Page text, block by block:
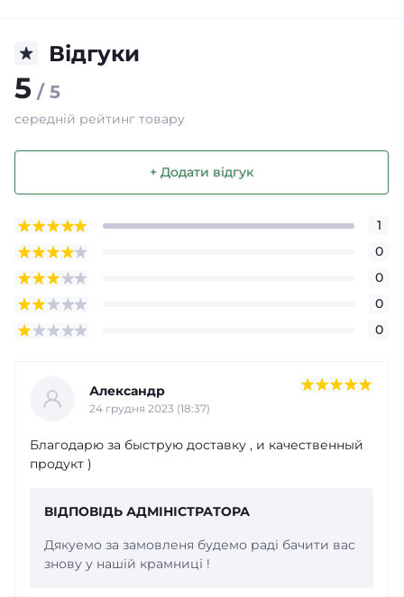
Відгуки
5 / 5
середній рейтинг товару
+ Додати відгук
1
0
0
0
0
Александр
24 грудня 2023 (18:37)
Благодарю за быструю доставку , и качественный
продукт )
ВІДПОВІДЬ АДМІНІСТРАТОРА
Дякуемо за замовленя будемо раді бачити вас
знову у нашій крамниці !